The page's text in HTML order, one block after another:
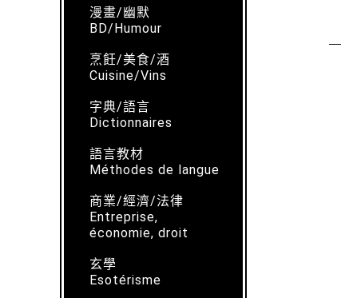
漫畫/幽默
BD/Humour
烹飪/美食/酒
Cuisine/Vins
字典/語言
Dictionnaires
語言教材
Méthodes de langue
商業/經濟/法律
Entreprise,
économie, droit
玄學
Esotérisme